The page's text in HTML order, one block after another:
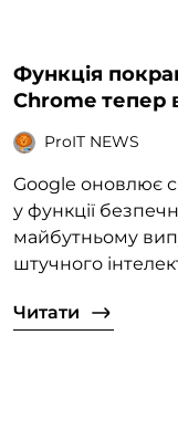
Функція
Chrome тепер
ProIT NEWS
Google оновлює
у функції
майбутньому
штучного
Читати